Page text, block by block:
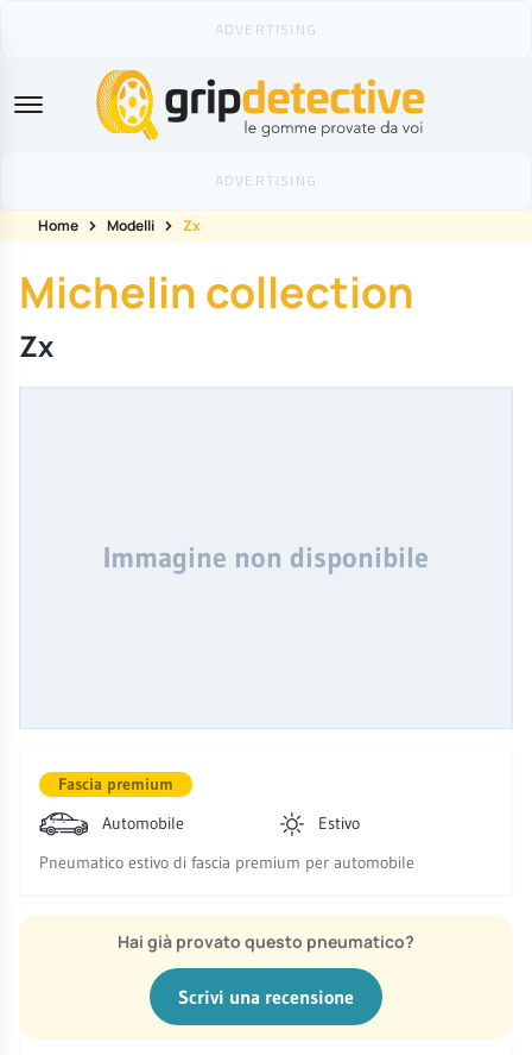
GripDetective
Home Modelli Zx
Michelin collection
Zx
Immagine non disponibile
Fascia premium
Automobile
Estivo
Pneumatico estivo di fascia premium per automobile
Hai già provato questo pneumatico?
Scrivi una recensione